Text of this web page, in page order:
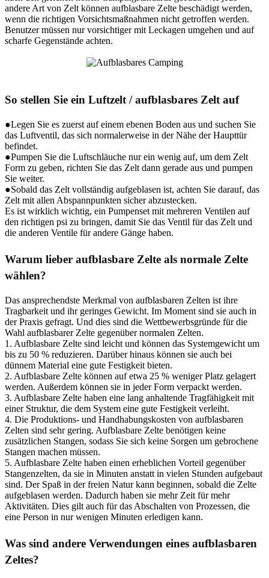
andere Art von Zelt können aufblasbare Zelte beschädigt werden,
wenn die richtigen Vorsichtsmaßnahmen nicht getroffen werden.
Benutzer müssen nur vorsichtiger mit Leckagen umgehen und auf
scharfe Gegenstände achten.
So stellen Sie ein Luftzelt / aufblasbares Zelt auf
●Legen Sie es zuerst auf einem ebenen Boden aus und suchen Sie
das Luftventil, das sich normalerweise in der Nähe der Haupttür
befindet.
●Pumpen Sie die Luftschläuche nur ein wenig auf, um dem Zelt
Form zu geben, richten Sie das Zelt dann gerade aus und pumpen
Sie weiter.
●Sobald das Zelt vollständig aufgeblasen ist, achten Sie darauf, das
Zelt mit allen Abspannpunkten sicher abzustecken.
Es ist wirklich wichtig, ein Pumpenset mit mehreren Ventilen auf
den richtigen psi zu bringen, damit Sie das Ventil für das Zelt und
die anderen Ventile für andere Gänge haben.
Warum lieber aufblasbare Zelte als normale Zelte
wählen?
Das ansprechendste Merkmal von aufblasbaren Zelten ist ihre
Tragbarkeit und ihr geringes Gewicht. Im Moment sind sie auch in
der Praxis gefragt. Und dies sind die Wettbewerbsgründe für die
Wahl aufblasbarer Zelte gegenüber normalen Zelten.
1. Aufblasbare Zelte sind leicht und können das Systemgewicht um
bis zu 50 % reduzieren. Darüber hinaus können sie auch bei
dünnem Material eine gute Festigkeit bieten.
2. Aufblasbare Zelte können auf etwa 25 % weniger Platz gelagert
werden. Außerdem können sie in jeder Form verpackt werden.
3. Aufblasbare Zelte haben eine lang anhaltende Tragfähigkeit mit
einer Struktur, die dem System eine gute Festigkeit verleiht.
4. Die Produktions- und Handhabungskosten von aufblasbaren
Zelten sind sehr gering. Aufblasbare Zelte benötigen keine
zusätzlichen Stangen, sodass Sie sich keine Sorgen um gebrochene
Stangen machen müssen.
5. Aufblasbare Zelte haben einen erheblichen Vorteil gegenüber
Stangenzelten, da sie in Minuten anstatt in vielen Stunden aufgebaut
sind. Der Spaß in der freien Natur kann beginnen, sobald die Zelte
aufgeblasen werden. Dadurch haben sie mehr Zeit für mehr
Aktivitäten. Dies gilt auch für das Abschalten von Prozessen, die
eine Person in nur wenigen Minuten erledigen kann.
Was sind andere Verwendungen eines aufblasbaren
Zeltes?